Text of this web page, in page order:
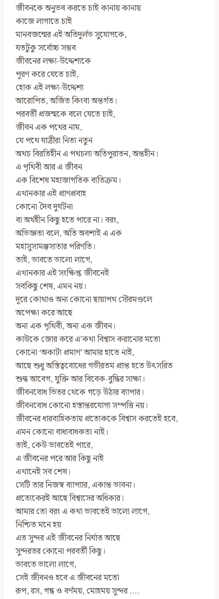
জীবনকে অনুভব করতে চাই কানায় কানায়
কাজে লাগাতে চাই
মানবজন্মের এই অতিদুর্লভ সুযোগকে,
যতটুকু সর্বোচ্চ সম্ভব
জীবনের লক্ষ্য-উদ্দেশ্যকে
পূরণ করে যেতে চাই,
হোক এই লক্ষ্য-উদ্দেশ্য
আরোপিত, অর্জিত কিংবা অন্তর্গত।
পরবর্তী প্রজন্মকে বলে যেতে চাই,
জীবন এক পথের নাম,
যে পথে যাত্রীরা নিত‍্য নতুন
অথচ বিরতিহীন এ পথচলা অতিপুরাতন, অন্তহীন।
এ পৃথিবী আর এ জীবন
এক বিশেষ মহাজাগতিক ব্যতিক্রম।
এখানকার এই প্রাণপ্রবাহ
কোনো দৈব দুর্ঘটনা
বা অর্থহীন কিছু হতে পারে না। বরং,
অভিজ্ঞতা বলে, অতি অবশ‍্যই এ এক
মহাসুসামঞ্জস্যতার পরিণতি।
তাই, ভাবতে ভালো লাগে,
এখানকার এই সংক্ষিপ্ত জীবনেই
সবকিছু শেষ, এমন নয়।
দূরে কোথাও অন্য কোনো ছায়াপথ সৌরমণ্ডলে
অপেক্ষা করে আছে
অন্য এক পৃথিবী, অন্য এক জীবন।
কাউকে জোর করে এ’কথা বিশ্বাস করানোর মতো
কোনো ‘অকাট্য প্রমাণ’ আমার হাতে নাই,
আছে শুধু অস্তিত্ববোধের গভীরতম প্রান্ত হতে উৎসরিত
শুদ্ধ আবেগ, যুক্তি আর বিবেক-বুদ্ধির সাক্ষ‍্য।
জীবনবোধ ভিতর থেকে গড়ে উঠার ব‍্যাপার।
জীবনবোধ কোনো হস্তান্তরযোগ্য সম্পত্তি নয়।
জীবনের ধারবাহিকতায় প্রত্যেককে বিশ্বাস করতেই হবে,
এমন কোনো বাধ্যবাধকতা নাই।
তাই, কেউ ভাবতেই পারে,
এ জীবনের পরে আর কিছু নাই
এখানেই সব শেষ।
সেটি তার নিজস্ব ব্যাপাার, একান্ত ভাবনা।
প্রত‍্যেকেরই আছে বিশ্বাসের অধিকার।
আমার তো বরং এ কথা ভাবতেই ভালো লাগে,
নিশ্চিত মনে হয়
এত সুন্দর এই জীবনের নির্ঘাত আছে
সুন্দরতর কোনো পরবর্তী কিছু।
ভাবতে ভালো লাগে,
সেই জীবনও হবে এ জীবনের মতো
রূপ, রস, গন্ধ ও বর্ণময়, মোহময় সুন্দর ….